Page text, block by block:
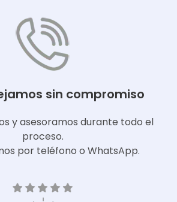
sin compromiso
y asesoramos durante todo el
proceso.
por teléfono o WhatsApp.